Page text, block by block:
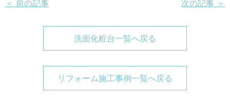
＜ 前の記事 次の記事 ＞
洗面化粧台一覧へ戻る
リフォーム施工事例一覧へ戻る